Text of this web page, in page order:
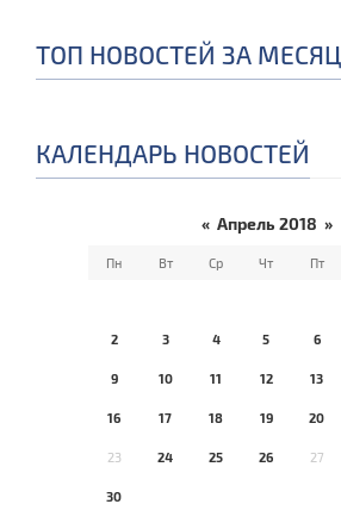
ТОП НОВОСТЕЙ ЗА МЕСЯЦ
КАЛЕНДАРЬ НОВОСТЕЙ
« Апрель 2018 »
Пн Вт Ср Чт Пт
2 3 4 5 6
9 10 11 12 13
16 17 18 19 20
23 24 25 26 27
30